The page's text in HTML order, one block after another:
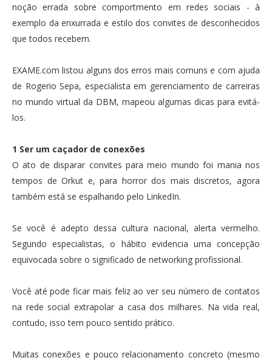
noção errada sobre comportmento em redes sociais - à
exemplo da enxurrada e estilo dos convites de desconhecidos
que todos recebem.
EXAME.com listou alguns dos erros mais comuns e com ajuda
de Rogerio Sepa, especialista em gerenciamento de carreiras
no mundo virtual da DBM, mapeou algumas dicas para evitá-
los.
1 Ser um caçador de conexões
O ato de disparar convites para meio mundo foi mania nos
tempos de Orkut e, para horror dos mais discretos, agora
também está se espalhando pelo LinkedIn.
Se você é adepto dessa cultura nacional, alerta vermelho.
Segundo especialistas, o hábito evidencia uma concepção
equivocada sobre o significado de networking profissional.
Você até pode ficar mais feliz ao ver seu número de contatos
na rede social extrapolar a casa dos milhares. Na vida real,
contudo, isso tem pouco sentido prático.
Muitas conexões e pouco relacionamento concreto (mesmo